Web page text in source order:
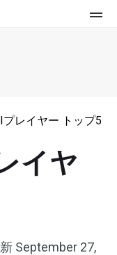
レイヤー トップ5
イヤ
September 27,